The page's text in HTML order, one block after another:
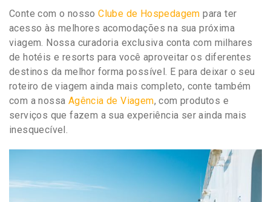
Conte com o nossoClube de Hospedagem para ter
acesso às melhores acomodações na sua próxima
viagem. Nossa curadoria exclusiva conta com milhares
de hotéis e resorts para você aproveitar os diferentes
destinos da melhor forma possível. E para deixar o seu
roteiro de viagem ainda mais completo, conte também
com a nossa Agência de Viagem, com produtos e
serviços que fazem a sua experiência ser ainda mais
inesquecível.